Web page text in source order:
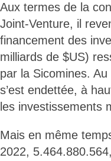
Aux termes de la
Joint-Venture, il
financement des
milliards de $US)
par la Sicomines.
s’est endettée, à
les investissements
Mais en même
2022,